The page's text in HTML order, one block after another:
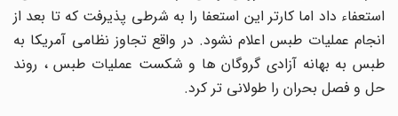
استعفاء داد اما کارتر این استعفا را به شرطی پذیرفت که تا بعد از
انجام عملیات طبس اعلام نشود. در واقع تجاوز نظامی آمریکا به
طبس به بهانه آزادی گروگان ها و شکست عملیات طبس ، روند
حل و فصل بحران را طولانی تر کرد.